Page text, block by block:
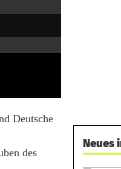
Deutsche
des
Neues